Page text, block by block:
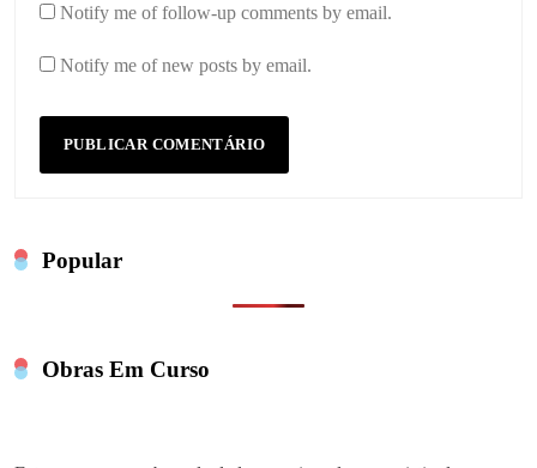
Notify me of follow-up comments by email.
Notify me of new posts by email.
Popular
Obras Em Curso